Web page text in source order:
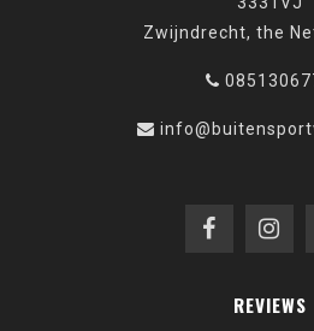
Zwijndrecht, the
REVIEWS